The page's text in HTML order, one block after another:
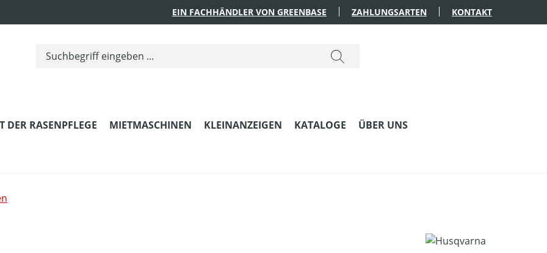
EIN FACHHÄNDLER VON GREENBASE ZAHLUNGSARTEN KONTAKT
DER RASENPFLEGE MIETMASCHINEN KLEINANZEIGEN KATALOGE ÜBER UNS